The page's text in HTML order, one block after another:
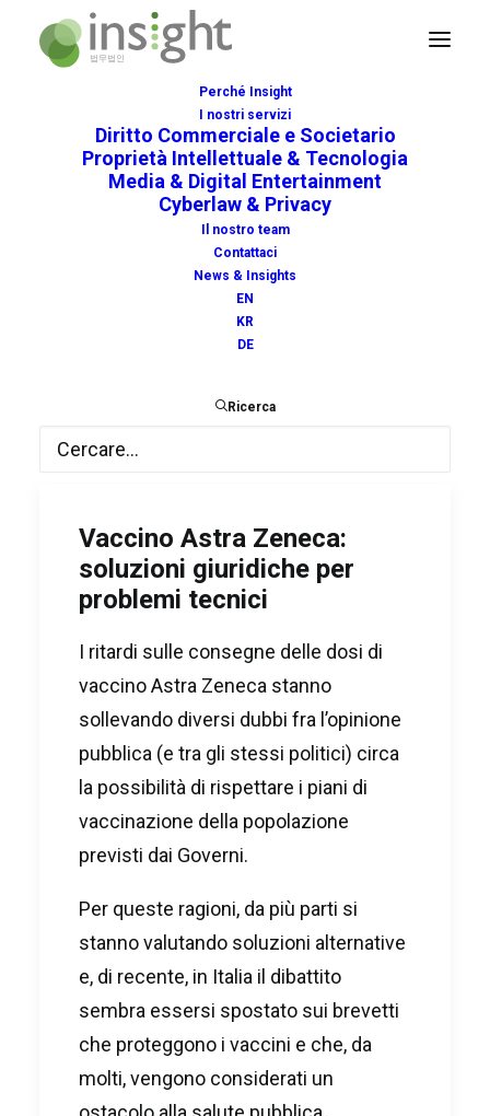
Perché Insight
I nostri servizi
Diritto Commerciale e Societario
Proprietà Intellettuale & Tecnologia
Media & Digital Entertainment
Cyberlaw & Privacy
Il nostro team
Contattaci
News & Insights
EN
KR
DE
Ricerca
astrazeneca
Vaccino Astra Zeneca:
soluzioni giuridiche per
problemi tecnici
I ritardi sulle consegne delle dosi di
vaccino Astra Zeneca stanno
sollevando diversi dubbi fra l’opinione
pubblica (e tra gli stessi politici) circa
la possibilità di rispettare i piani di
vaccinazione della popolazione
previsti dai Governi.
Per queste ragioni, da più parti si
stanno valutando soluzioni alternative
e, di recente, in Italia il dibattito
sembra essersi spostato sui brevetti
che proteggono i vaccini e che, da
molti, vengono considerati un